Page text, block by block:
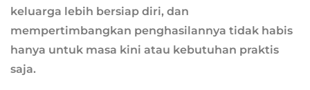
keluarga lebih bersiap diri, dan
mempertimbangkan penghasilannya tidak habis
hanya untuk masa kini atau kebutuhan praktis
saja.